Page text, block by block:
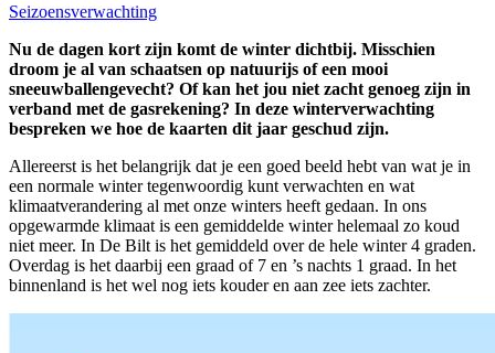
Seizoensverwachting
Nu de dagen kort zijn komt de winter dichtbij. Misschien
droom je al van schaatsen op natuurijs of een mooi
sneeuwballengevecht? Of kan het jou niet zacht genoeg zijn in
verband met de gasrekening? In deze winterverwachting
bespreken we hoe de kaarten dit jaar geschud zijn.
Allereerst is het belangrijk dat je een goed beeld hebt van wat je in
een normale winter tegenwoordig kunt verwachten en wat
klimaatverandering al met onze winters heeft gedaan. In ons
opgewarmde klimaat is een gemiddelde winter helemaal zo koud
niet meer. In De Bilt is het gemiddeld over de hele winter 4 graden.
Overdag is het daarbij een graad of 7 en ’s nachts 1 graad. In het
binnenland is het wel nog iets kouder en aan zee iets zachter.